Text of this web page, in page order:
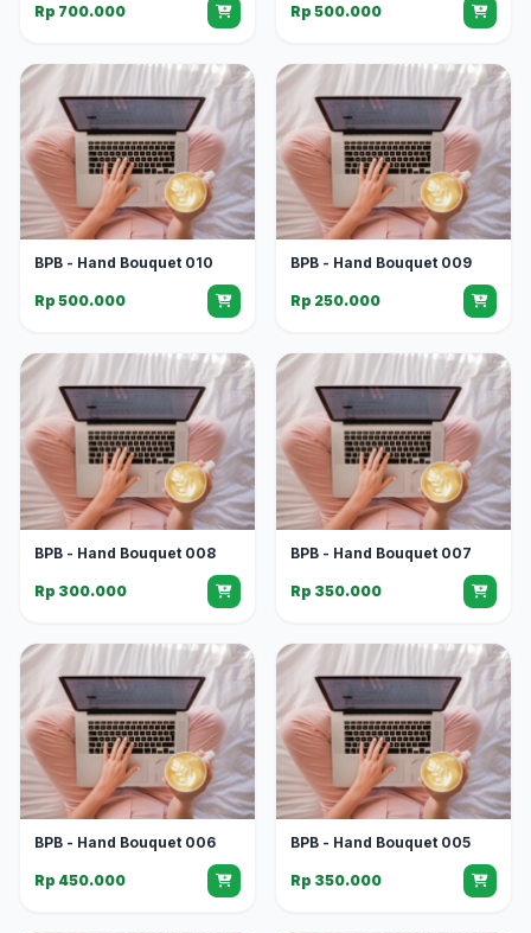
Rp 700.000 Rp 500.000
BPB - Hand Bouquet 010
Rp 500.000
BPB - Hand Bouquet 009
Rp 250.000
BPB - Hand Bouquet 008
Rp 300.000
BPB - Hand Bouquet 007
Rp 350.000
BPB - Hand Bouquet 006
Rp 450.000
BPB - Hand Bouquet 005
Rp 350.000